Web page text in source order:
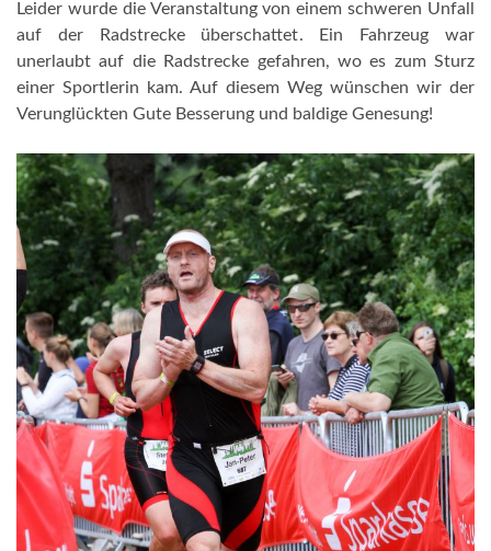
Leider wurde die Veranstaltung von einem schweren Unfall
auf der Radstrecke überschattet. Ein Fahrzeug war
unerlaubt auf die Radstrecke gefahren, wo es zum Sturz
einer Sportlerin kam. Auf diesem Weg wünschen wir der
Verunglückten Gute Besserung und baldige Genesung!